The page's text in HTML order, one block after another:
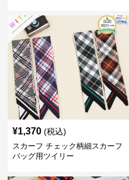
¥1,370 (税込)
スカーフ チェック柄細スカーフ
バッグ用ツイリー